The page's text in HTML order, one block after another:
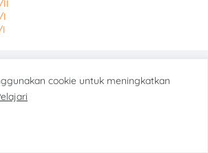
II
I
I
cookie untuk meningkatkan